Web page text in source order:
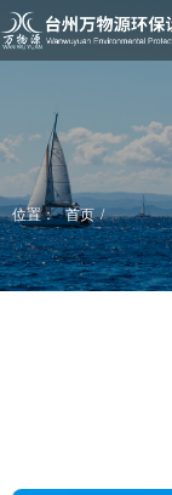
位置： 首页